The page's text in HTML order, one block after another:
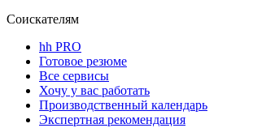
Соискателям
hh PRO
Готовое резюме
Все сервисы
Хочу у вас работать
Производственный календарь
Экспертная рекомендация